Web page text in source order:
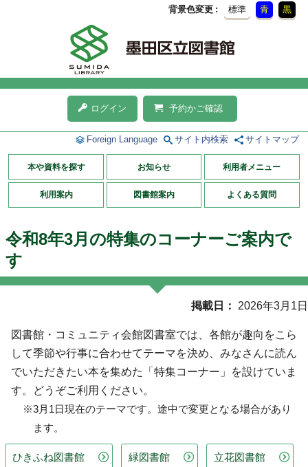
背景色変更 標準 青 黒
ログイン 予約かご確認
Foreign Language サイト内検索 サイトマップ
本や資料を探す お知らせ 利用者メニュー
利用案内 図書館案内 よくある質問
令和8年3月の特集のコーナーご案内で
す
掲載日 2026年3月1日
図書館・コミュニティ会館図書室では、各館が趣向をこら
して季節や行事に合わせてテーマを決め、みなさんに読ん
でいただきたい本を集めた「特集コーナー」を設けていま
す。どうぞご利用ください。
※3月1日現在のテーマです。途中で変更となる場合があり
ます。
ひきふね図書館 緑図書館 立花図書館